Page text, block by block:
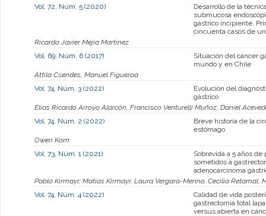
Vol. 72, Núm. 5 (2020)
Desarrollo de la
submucosa
gástrico incipiente.
cincuenta casos de
Ricardo Javier Mejía Martínez
Vol. 69, Núm. 6 (2017)
Situación del cáncer
mundo y en Chile
Attila Csendes, Manuel Figueroa
Vol. 74, Núm. 3 (2022)
Evolución del
gástrico
Elías Ricardo Arroyo Alarcón, Francisco Venturelli Muñoz, Daniel
Vol. 74, Núm. 2 (2022)
Breve historia de la
estómago
Owen Korn
Vol. 73, Núm. 1 (2021)
Sobrevida a 5 años de
sometidos a
adenocarcinoma
Pablo Kirmayr, Matías Kirmayr, Laura Vergara-Merino, Cecilia Retamal,
Vol. 74, Núm. 4 (2022)
Calidad de vida
gastrectomia total
versus abierta en